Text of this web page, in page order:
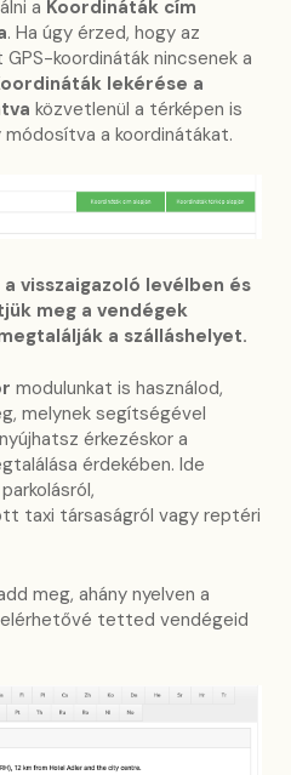
a Koordináták cím
. Ha úgy érzed, hogy az
koordináták nincsenek a
lekérése a
közvetlenül a térképen is
a koordinátákat.
visszaigazoló levélben és
meg a vendégek
a szálláshelyet.
modulunkat is használod,
melynek segítségével
érkezéskor a
érdekében. Ide
taxi társaságról vagy reptéri
meg, ahány nyelven a
tetted vendégeid